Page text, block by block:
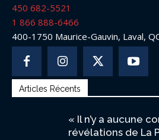
450 682-5521
1 866 888-6466
400-1750 Maurice-Gauvin, Laval,
Articles Récents
« Il n’y a aucune
révélations de La